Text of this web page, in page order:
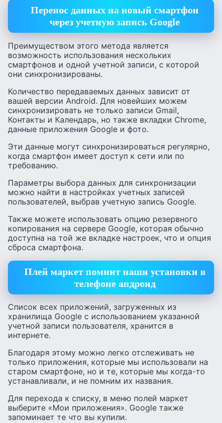
Перенос данных на новый смартфон
через учетную запись Google
Преимуществом этого метода является
возможность использования нескольких
смартфонов и одной учетной записи, с которой
они синхронизированы.
Количество передаваемых данных зависит от
вашей версии Android. Для новейших можем
синхронизировать не только записи Gmail,
Контакты и Календарь, но также вкладки Chrome,
данные приложения Google и фото.
Эти данные могут синхронизироваться регулярно,
когда смартфон имеет доступ к сети или по
требованию.
Параметры выбора данных для синхронизации
можно найти в настройках учетных записей
пользователей, выбрав учетную запись Google.
Также можете использовать опцию резервного
копирования на сервере Google, которая обычно
доступна на той же вкладке настроек, что и опция
сброса смартфона.
Плей маркет помнит наши установки в
телефоне андроид
Список всех приложений, загруженных из
хранилища Google с использованием указанной
учетной записи пользователя, хранится в
интернете.
Благодаря этому можно легко отслеживать не
только приложения, которые мы использовали на
старом смартфоне, но и те, которые мы когда-то
устанавливали, и не помним их названия.
Для перехода к списку, в меню полей маркет
выберите «Мои приложения». Google также
запоминает те что вы купили.